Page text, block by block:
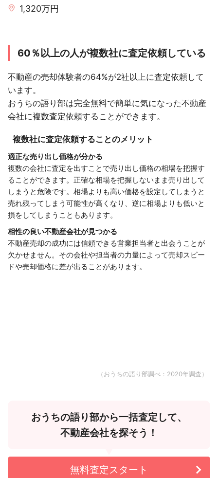
1,320万円
60％以上の人が複数社に査定依頼している
不動産の売却体験者の64%が2社以上に査定依頼して
います。
おうちの語り部は完全無料で簡単に気になった不動産
会社に複数査定依頼することができます。
複数社に査定依頼することのメリット
適正な売り出し価格が分かる
複数の会社に査定を出すことで売り出し価格の相場を把握す
ることができます。正確な相場を把握しないまま売り出して
しまうと危険です。相場よりも高い価格を設定してしまうと
売れ残ってしまう可能性が高くなり、逆に相場よりも低いと
損をしてしまうこともあります。
相性の良い不動産会社が見つかる
不動産売却の成功には信頼できる営業担当者と出会うことが
欠かせません。その会社や担当者の力量によって売却スピー
ドや売却価格に差が出ることがあります。
（おうちの語り部調べ：2020年調査）
おうちの語り部から一括査定して、
不動産会社を探そう！
無料査定スタート